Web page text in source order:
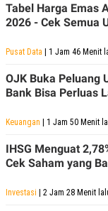
Tabel Harga Emas
2026 - Cek Semua
Pusat Data | 1 Jam 46 Menit
OJK Buka Peluang
Bank Bisa Perluas
Keuangan | 1 Jam 50 Menit
IHSG Menguat
Cek Saham yang
Investasi | 2 Jam 28 Menit